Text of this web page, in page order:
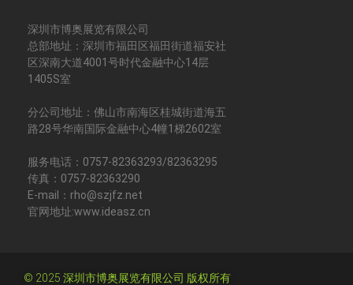
深圳市博奥展览有限公司
总部地址：深圳市福田区福田街道福安社
区深南大道4001号时代金融中心14层
1405S室
分公司地址：佛山市南海区桂城街道海五
路28号华南国际金融中心4幢1梯2602室
服务电话：0757-82363293/82363295
传真：0757-82363290
E-mail：rho@szjfz.net
官网地址:www.ideasz.cn
© 2025 深圳市博奥展览有限公司 版权所有